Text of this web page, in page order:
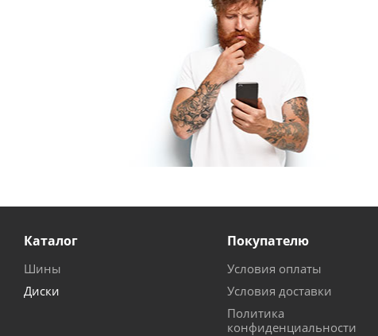
Каталог
Шины
Диски
Покупателю
Условия оплаты
Условия доставки
Политика
конфиденциальности